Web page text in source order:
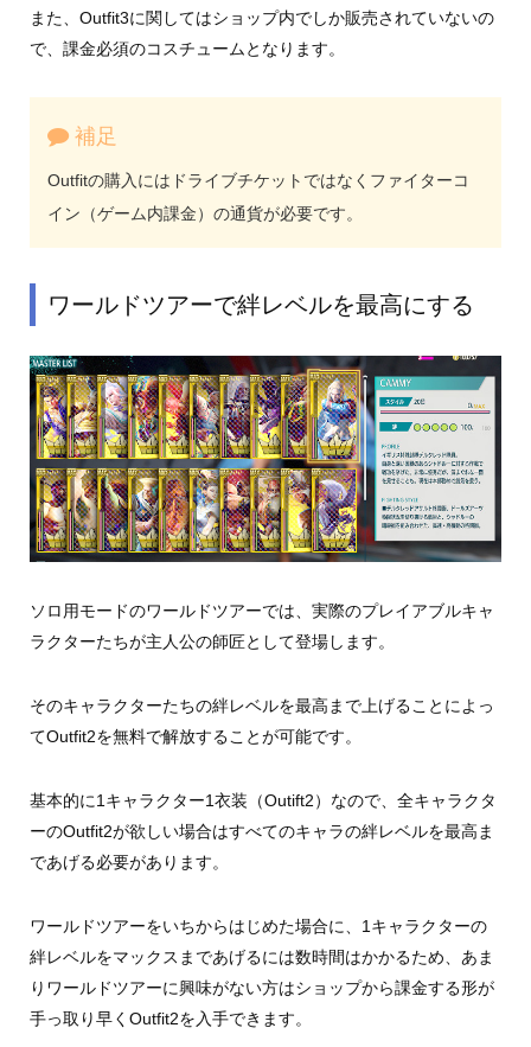
また、Outfit3に関してはショップ内でしか販売されていないの
で、課金必須のコスチュームとなります。
補足
Outfitの購入にはドライブチケットではなくファイターコ
イン（ゲーム内課金）の通貨が必要です。
ワールドツアーで絆レベルを最高にする
ソロ用モードのワールドツアーでは、実際のプレイアブルキャ
ラクターたちが主人公の師匠として登場します。
そのキャラクターたちの絆レベルを最高まで上げることによっ
てOutfit2を無料で解放することが可能です。
基本的に1キャラクター1衣装（Outift2）なので、全キャラクタ
ーのOutfit2が欲しい場合はすべてのキャラの絆レベルを最高ま
であげる必要があります。
ワールドツアーをいちからはじめた場合に、1キャラクターの
絆レベルをマックスまであげるには数時間はかかるため、あま
りワールドツアーに興味がない方はショップから課金する形が
手っ取り早くOutfit2を入手できます。